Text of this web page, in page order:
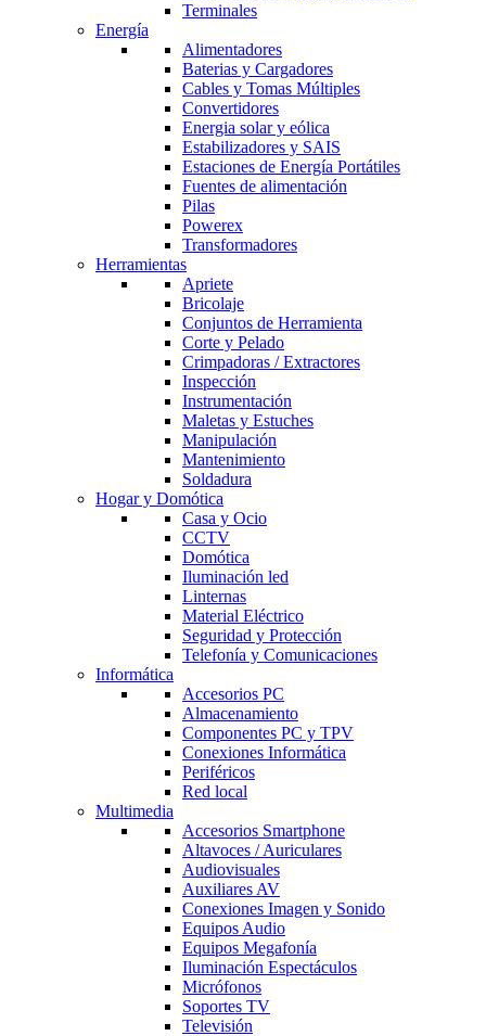
Terminales
Energía
Alimentadores
Baterias y Cargadores
Cables y Tomas Múltiples
Convertidores
Energia solar y eólica
Estabilizadores y SAIS
Estaciones de Energía Portátiles
Fuentes de alimentación
Pilas
Powerex
Transformadores
Herramientas
Apriete
Bricolaje
Conjuntos de Herramienta
Corte y Pelado
Crimpadoras / Extractores
Inspección
Instrumentación
Maletas y Estuches
Manipulación
Mantenimiento
Soldadura
Hogar y Domótica
Casa y Ocio
CCTV
Domótica
Iluminación led
Linternas
Material Eléctrico
Seguridad y Protección
Telefonía y Comunicaciones
Informática
Accesorios PC
Almacenamiento
Componentes PC y TPV
Conexiones Informática
Periféricos
Red local
Multimedia
Accesorios Smartphone
Altavoces / Auriculares
Audiovisuales
Auxiliares AV
Conexiones Imagen y Sonido
Equipos Audio
Equipos Megafonía
Iluminación Espectáculos
Micrófonos
Soportes TV
Televisión